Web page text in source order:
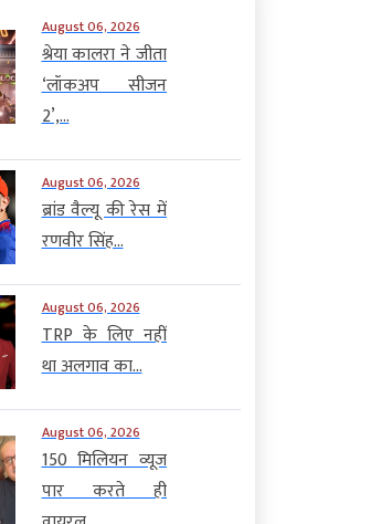
August 06, 2026
श्रेया कालरा ने जीता
‘लॉकअप सीजन
2’,...
August 06, 2026
ब्रांड वैल्यू की रेस में
रणवीर सिंह...
August 06, 2026
TRP के लिए नहीं
था अलगाव का...
August 06, 2026
150 मिलियन व्यूज
पार करते ही